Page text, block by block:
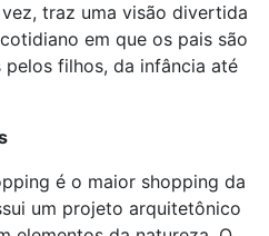
vez, traz uma visão divertida
em que os pais são
filhos, da infância até
é o maior shopping da
um projeto arquitetônico